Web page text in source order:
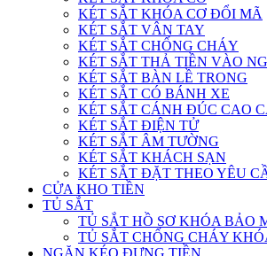
KÉT SẮT KHÓA CƠ ĐỔI MÃ
KÉT SẮT VÂN TAY
KÉT SẮT CHỐNG CHÁY
KÉT SẮT THẢ TIỀN VÀO
KÉT SẮT BÀN LỀ TRONG
KÉT SẮT CÓ BÁNH XE
KÉT SẮT CÁNH ĐÚC CAO
KÉT SẮT ĐIỆN TỬ
KÉT SẮT ÂM TƯỜNG
KÉT SẮT KHÁCH SẠN
KÉT SẮT ĐẶT THEO YÊU
CỬA KHO TIỀN
TỦ SẮT
TỦ SẮT HỒ SƠ KHÓA BẢO
TỦ SẮT CHỐNG CHÁY
NGĂN KÉO ĐỰNG TIỀN